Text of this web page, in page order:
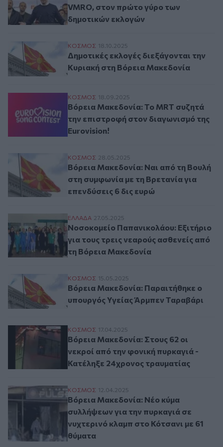
VMRO, στον πρώτο γύρο των
δημοτικών εκλογών
Δημοτικές εκλογές διεξάγονται την
ΚΟΣΜΟΣ 18.10.2025
Δημοτικές εκλογές διεξάγονται την
Κυριακή στη Βόρεια Μακεδονία
Βόρεια Μακεδονία: To MRT συζητά την
ΚΟΣΜΟΣ 18.09.2025
Βόρεια Μακεδονία: To MRT συζητά
την επιστροφή στον διαγωνισμό της
Eurovision!
Βόρεια Μακεδονία: Ναι από τη Βουλή στη
ΚΟΣΜΟΣ 28.05.2025
Βόρεια Μακεδονία: Ναι από τη Βουλή
στη συμφωνία με τη Βρετανία για
επενδύσεις 6 δις ευρώ
Νοσοκομείο Παπανικολάου: Εξιτήριο
ΕΛΛAΔΑ 27.05.2025
Νοσοκομείο Παπανικολάου: Εξιτήριο
για τους τρεις νεαρούς ασθενείς από
τη Βόρεια Μακεδονία
Βόρεια Μακεδονία: Παραιτήθηκε ο
ΚΟΣΜΟΣ 15.05.2025
Βόρεια Μακεδονία: Παραιτήθηκε ο
υπουργός Υγείας Άρμπεν Ταραβάρι
Βόρεια Μακεδονία: Στους 62 οι νεκροί
ΚΟΣΜΟΣ 17.04.2025
Βόρεια Μακεδονία: Στους 62 οι
νεκροί από την φονική πυρκαγιά -
Κατέληξε 24χρονος τραυματίας
Βόρεια Μακεδονία: Νέο κύμα συλλήψεων
ΚΟΣΜΟΣ 12.04.2025
Βόρεια Μακεδονία: Νέο κύμα
συλλήψεων για την πυρκαγιά σε
νυχτερινό κλαμπ στο Κότσανι με 61
θύματα